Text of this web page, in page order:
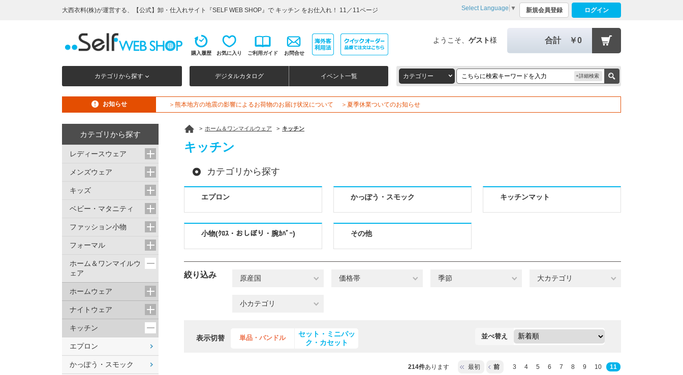
大西衣料(株)が運営する、【公式】卸・仕入れサイト『SELF WEB SHOP』で キッチン をお仕入れ！ 11／11ページ ログイン
新規会員登録
Select Language ▼
購入履歴 お気に入り ご利用ガイド お問合せ
ようこそ、 ゲスト様 合計 ￥0
カテゴリから探す デジタルカタログ イベント一覧 カテゴリー +詳細検索
お知らせ ＞熊本地方の地震の影響によるお荷物のお届け状況について ＞夏季休業ついてのお知らせ
> ホーム＆ワンマイルウェア > キッチン
キッチン
カテゴリから探す
エプロン かっぽう・スモック キッチンマット
小物(ｸﾛｽ・おしぼり・腕ｶﾊﾞｰ) その他
絞り込み 原産国 価格帯 季節 大カテゴリ
小カテゴリ
表示切替 単品・バンドル
セット・ミニパッ
ク・カセット
並べ替え
214件あります 最初 前 3 4 5 6 7 8 9 10 11
カテゴリから探す
レディースウェア
メンズウェア
キッズ
ベビー・マタニティ
ファッション小物
フォーマル
ホーム＆ワンマイルウ
ェア
ホームウェア
ナイトウェア
キッチン
エプロン
かっぽう・スモック